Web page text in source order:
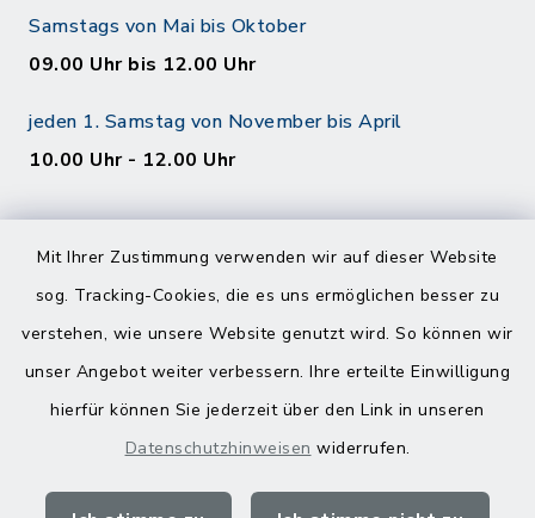
Mit Ihrer Zustimmung verwenden wir auf dieser Website
sog. Tracking-Cookies, die es uns ermöglichen besser zu
verstehen, wie unsere Website genutzt wird. So können wir
unser Angebot weiter verbessern. Ihre erteilte Einwilligung
hierfür können Sie jederzeit über den Link in unseren
Datenschutzhinweisen widerrufen.
Samstags von Mai bis Oktober
09.00 Uhr bis 12.00 Uhr
jeden 1. Samstag von November bis April
10.00 Uhr - 12.00 Uhr
Barrierefreiheit